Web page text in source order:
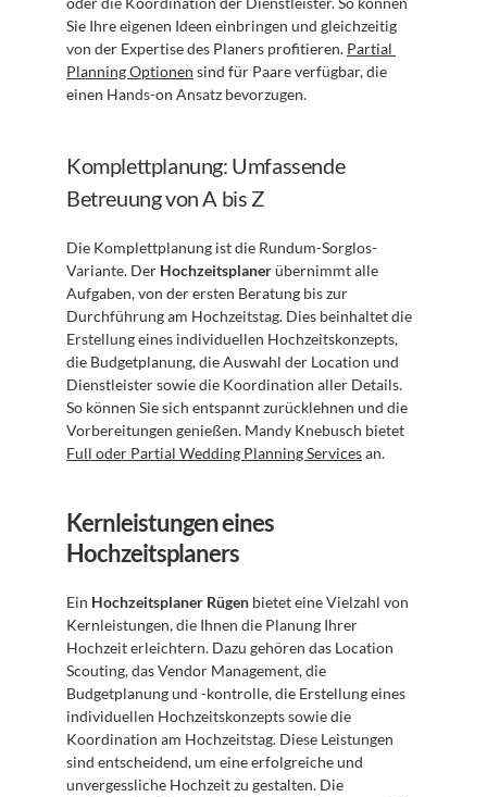
Sie Ihre eigenen Ideen einbringen und gleichzeitig
von der Expertise des Planers profitieren. Partial
Planning Optionen sind für Paare verfügbar, die
einen Hands-on Ansatz bevorzugen.
Komplettplanung: Umfassende
Betreuung von A bis Z
Die Komplettplanung ist die Rundum-Sorglos-
Variante. Der Hochzeitsplaner übernimmt alle
Aufgaben, von der ersten Beratung bis zur
Durchführung am Hochzeitstag. Dies beinhaltet die
Erstellung eines individuellen Hochzeitskonzepts,
die Budgetplanung, die Auswahl der Location und
Dienstleister sowie die Koordination aller Details.
So können Sie sich entspannt zurücklehnen und die
Full oder Partial Wedding Planning Services an.
Kernleistungen eines
Hochzeitsplaners
Ein Hochzeitsplaner Rügen bietet eine Vielzahl von
Kernleistungen, die Ihnen die Planung Ihrer
Hochzeit erleichtern. Dazu gehören das Location
Scouting, das Vendor Management, die
Budgetplanung und -kontrolle, die Erstellung eines
individuellen Hochzeitskonzepts sowie die
Koordination am Hochzeitstag. Diese Leistungen
sind entscheidend, um eine erfolgreiche und